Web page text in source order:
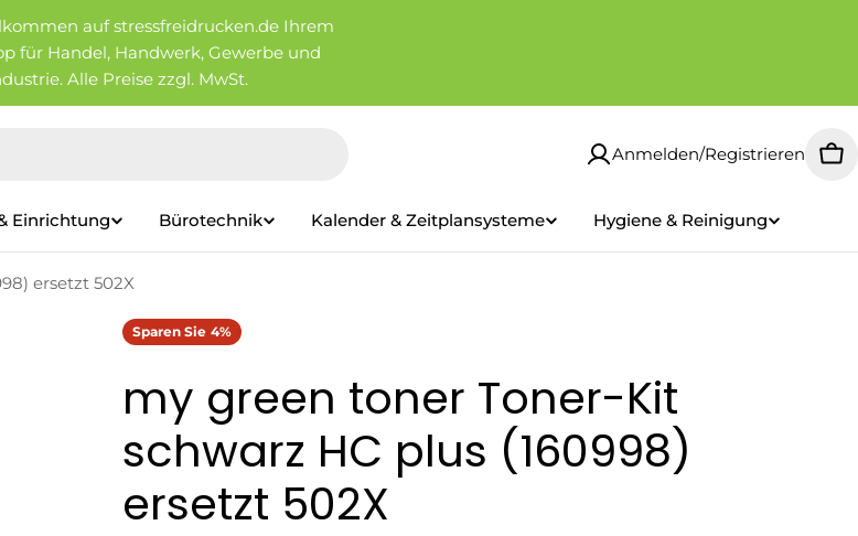
auf stressfreidrucken.de Ihrem
für Handel, Handwerk, Gewerbe und
Alle Preise zzgl. MwSt.
Anmelden/Registrieren
Einrichtung Bürotechnik Kalender & Zeitplansysteme Hygiene & Reinigung
ersetzt 502X
Sparen Sie 4%
my green toner Toner-Kit
schwarz HC plus (160998)
ersetzt 502X